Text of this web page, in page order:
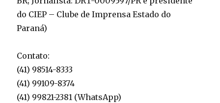
do CIEP – Clube de Imprensa Estado do
Paraná)
Contato:
(41) 98514-8333
(41) 99109-8374
(41) 99821-2381 (WhatsApp)